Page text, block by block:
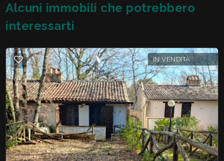
Alcuni immobili che potrebbero
interessarti
IN VENDITA